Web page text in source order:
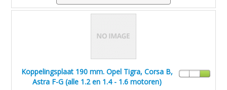
Koppelingsplaat 190 mm. Opel Tigra, Corsa B,
Astra F-G (alle 1.2 en 1.4 - 1.6 motoren)